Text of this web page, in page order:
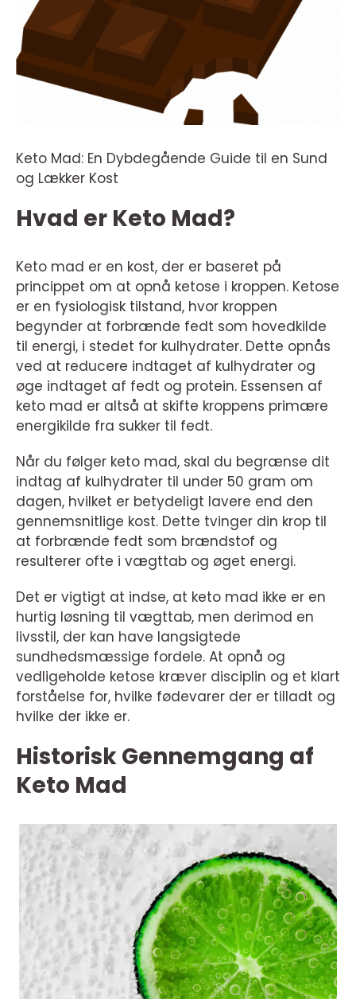
Keto Mad: En Dybdegående Guide til en Sund
og Lækker Kost
Hvad er Keto Mad?
Keto mad er en kost, der er baseret på
princippet om at opnå ketose i kroppen. Ketose
er en fysiologisk tilstand, hvor kroppen
begynder at forbrænde fedt som hovedkilde
til energi, i stedet for kulhydrater. Dette opnås
ved at reducere indtaget af kulhydrater og
øge indtaget af fedt og protein. Essensen af
keto mad er altså at skifte kroppens primære
energikilde fra sukker til fedt.
Når du følger keto mad, skal du begrænse dit
indtag af kulhydrater til under 50 gram om
dagen, hvilket er betydeligt lavere end den
gennemsnitlige kost. Dette tvinger din krop til
at forbrænde fedt som brændstof og
resulterer ofte i vægttab og øget energi.
Det er vigtigt at indse, at keto mad ikke er en
hurtig løsning til vægttab, men derimod en
livsstil, der kan have langsigtede
sundhedsmæssige fordele. At opnå og
vedligeholde ketose kræver disciplin og et klart
forståelse for, hvilke fødevarer der er tilladt og
hvilke der ikke er.
Historisk Gennemgang af
Keto Mad